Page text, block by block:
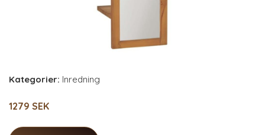
Kategorier: Inredning
1279 SEK